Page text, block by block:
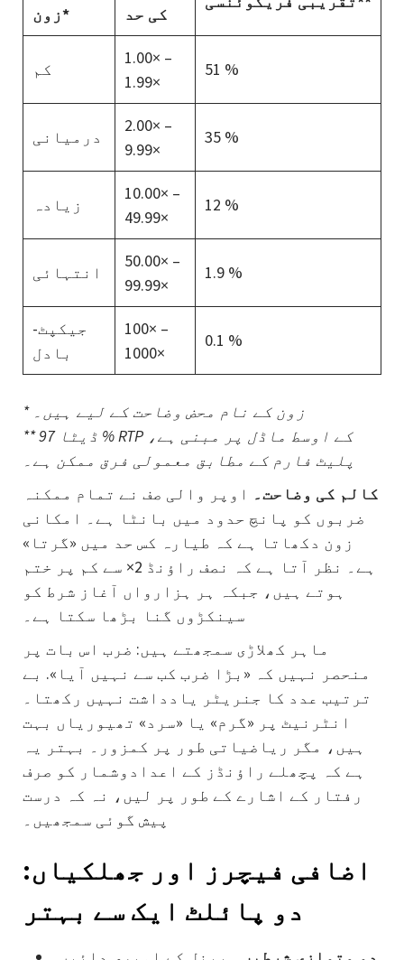
زون*
کی حد
کم
1.00× –
1.99×
51 %
درمیانی
2.00× –
9.99×
35 %
زیادہ
10.00× –
49.99×
12 %
انتہائی
50.00× –
99.99×
1.9 %
جیکپٹ-
بادل
100× –
1000×
0.1 %
* زون کے نام محض وضاحت کے لیے ہیں۔
** ڈیٹا 97 % RTP کے اوسط ماڈل پر مبنی ہے،
پلیٹ فارم کے مطابق معمولی فرق ممکن ہے۔
کالم کی وضاحت۔ اوپر والی صف نے تمام ممکنہ
ضربوں کو پانچ حدود میں بانٹا ہے۔ امکانی
زون دکھاتا ہے کہ طیارہ کس حد میں «گرتا»
ہے۔ نظر آتا ہے کہ نصف راؤنڈ 2× سے کم پر ختم
ہوتے ہیں، جبکہ ہر ہزارواں آغاز شرط کو
سینکڑوں گنا بڑھا سکتا ہے۔
ماہر کھلاڑی سمجھتے ہیں: ضرب اس بات پر
منحصر نہیں کہ «بڑا ضرب کب سے نہیں آیا». بے
ترتیب عدد کا جنریٹر یادداشت نہیں رکھتا۔
انٹرنیٹ پر «گرم» یا «سرد» تھیوریاں بہت
ہیں، مگر ریاضیاتی طور پر کمزور۔ بہتر یہ
ہے کہ پچھلے راؤنڈز کے اعدادوشمار کو صرف
رفتار کے اشارے کے طور پر لیں، نہ کہ درست
پیش گوئی سمجھیں۔
اضافی فیچرز اور جھلکیاں:
دو پائلٹ ایک سے بہتر